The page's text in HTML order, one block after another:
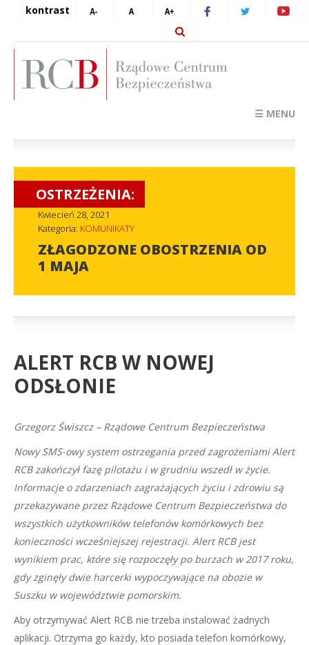
kontrast
☰ MENU
OSTRZEŻENIA:
Kwiecień 28, 2021
Kategoria: KOMUNIKATY
ZŁAGODZONE OBOSTRZENIA OD
1 MAJA
ALERT RCB W NOWEJ
ODSŁONIE
Grzegorz Świszcz – Rządowe Centrum Bezpieczeństwa
Nowy SMS-owy system ostrzegania przed zagrożeniami Alert
RCB zakończył fazę pilotażu i w grudniu wszedł w życie.
Informacje o zdarzeniach zagrażających życiu i zdrowiu są
przekazywane przez Rządowe Centrum Bezpieczeństwa do
wszystkich użytkowników telefonów komórkowych bez
konieczności wcześniejszej rejestracji. Alert RCB jest
wynikiem prac, które się rozpoczęły po burzach w 2017 roku,
gdy zginęły dwie harcerki wypoczywające na obozie w
Suszku w województwie pomorskim.
Aby otrzymywać Alert RCB nie trzeba instalować żadnych
aplikacji. Otrzyma go każdy, kto posiada telefon komórkowy,